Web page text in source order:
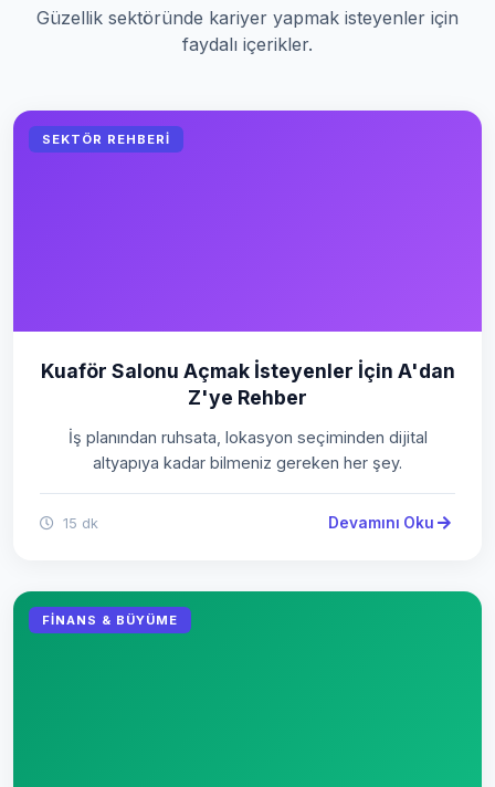
Güzellik sektöründe kariyer yapmak isteyenler için
faydalı içerikler.
SEKTÖR REHBERI
Kuaför Salonu Açmak İsteyenler İçin A'dan
Z'ye Rehber
İş planından ruhsata, lokasyon seçiminden dijital
altyapıya kadar bilmeniz gereken her şey.
15 dk Devamını Oku
FINANS & BÜYÜME